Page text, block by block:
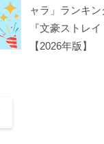
ャラ」ランキ
『文豪ストレ
【2026年版】